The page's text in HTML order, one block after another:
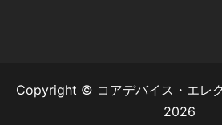
Copyright © コアデバイス・エレ
2026